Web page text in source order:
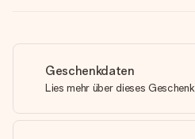
Geschenkdaten
Lies mehr über dieses Geschenk